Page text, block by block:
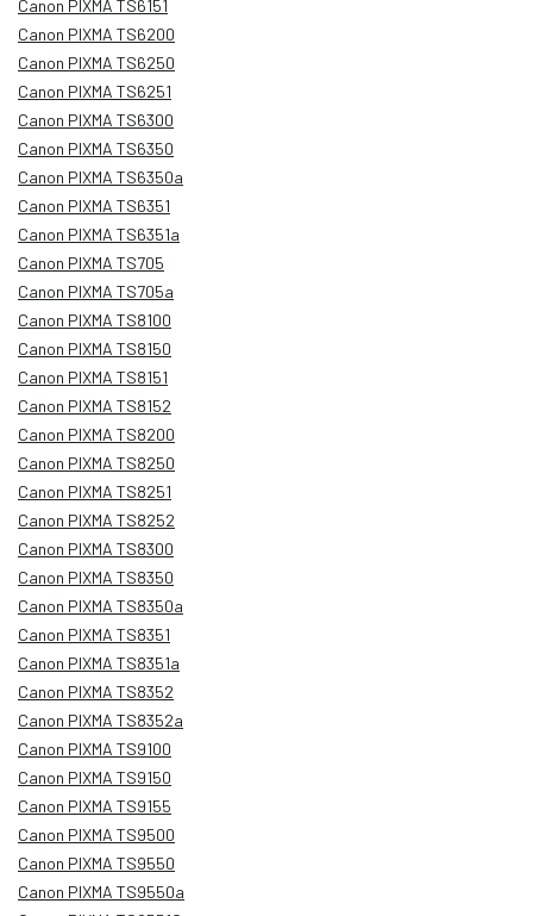
Canon PIXMA TS6151
Canon PIXMA TS6200
Canon PIXMA TS6250
Canon PIXMA TS6251
Canon PIXMA TS6300
Canon PIXMA TS6350
Canon PIXMA TS6350a
Canon PIXMA TS6351
Canon PIXMA TS6351a
Canon PIXMA TS705
Canon PIXMA TS705a
Canon PIXMA TS8100
Canon PIXMA TS8150
Canon PIXMA TS8151
Canon PIXMA TS8152
Canon PIXMA TS8200
Canon PIXMA TS8250
Canon PIXMA TS8251
Canon PIXMA TS8252
Canon PIXMA TS8300
Canon PIXMA TS8350
Canon PIXMA TS8350a
Canon PIXMA TS8351
Canon PIXMA TS8351a
Canon PIXMA TS8352
Canon PIXMA TS8352a
Canon PIXMA TS9100
Canon PIXMA TS9150
Canon PIXMA TS9155
Canon PIXMA TS9500
Canon PIXMA TS9550
Canon PIXMA TS9550a